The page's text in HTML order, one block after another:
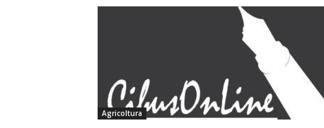
Agricoltura